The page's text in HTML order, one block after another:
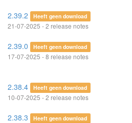
2.39.2 Heeft geen download
21-07-2025 - 2 release notes
2.39.0 Heeft geen download
17-07-2025 - 8 release notes
2.38.4 Heeft geen download
10-07-2025 - 2 release notes
2.38.3 Heeft geen download